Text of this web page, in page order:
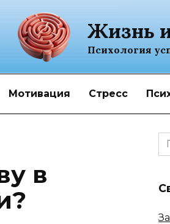
Жизнь
Психология
Мотивация Стресс
в